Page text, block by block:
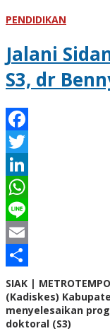
PENDIDIKAN
Jalani
S3, dr
Facebook
Twitter
LinkedIn
WhatsApp
Line
Email
Share
SIAK |
(Kadiskes)
menyelesaikan
doktoral (S3)